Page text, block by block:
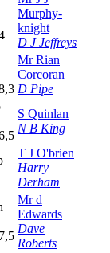
Murphy-
knight
D J Jeffreys
Mr Rian
Corcoran
D Pipe
S Quinlan
N B King
T J O'brien
Harry
Derham
Mr d
Edwards
Dave
Roberts